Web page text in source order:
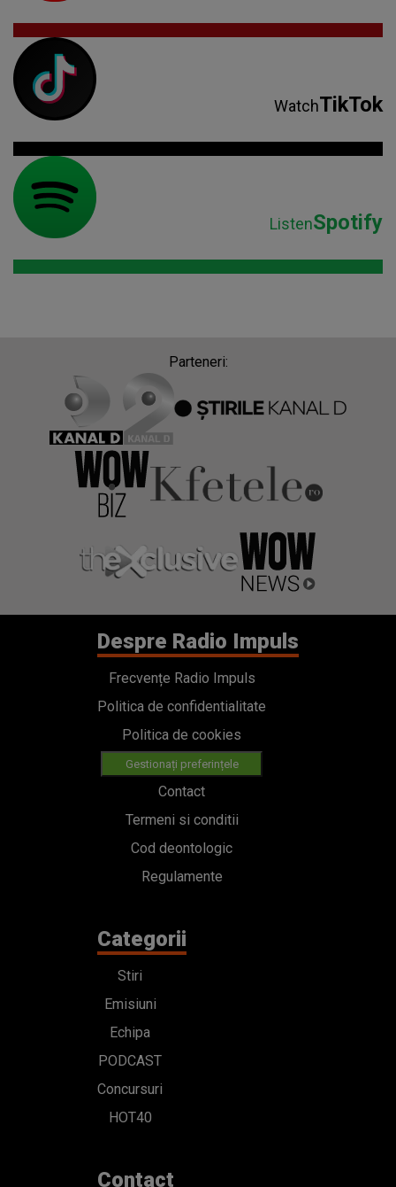
WatchTikTok
ListenSpotify
Parteneri:
Despre Radio Impuls
Frecvențe Radio Impuls
Politica de confidentialitate
Politica de cookies
Gestionați preferințele
Contact
Termeni si conditii
Cod deontologic
Regulamente
Categorii
Stiri
Emisiuni
Echipa
PODCAST
Concursuri
HOT40
Contact